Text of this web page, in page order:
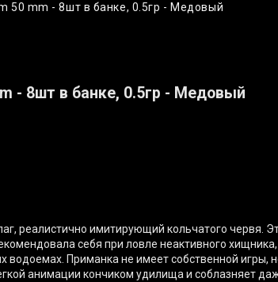
50 mm - 8шт в банке, 0.5гр - Медовый
- 8шт в банке, 0.5гр - Медовый
реалистично имитирующий кольчатого червя.
себя при ловле неактивного
водоемах. Приманка не имеет собственной игры,
анимации кончиком удилища и соблазняет